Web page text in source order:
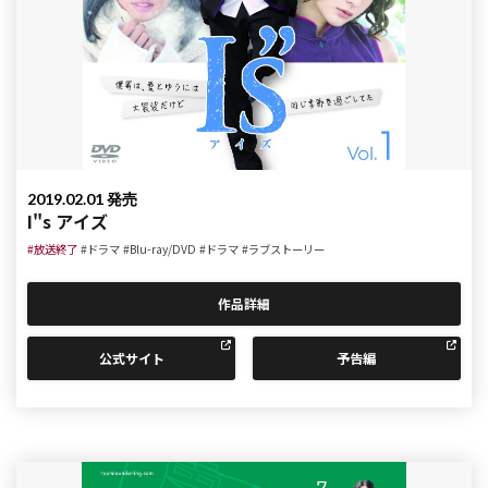
2019.02.01 発売
I"s アイズ
#放送終了 #ドラマ #Blu-ray/DVD #ドラマ #ラブストーリー
作品詳細
公式サイト 予告編